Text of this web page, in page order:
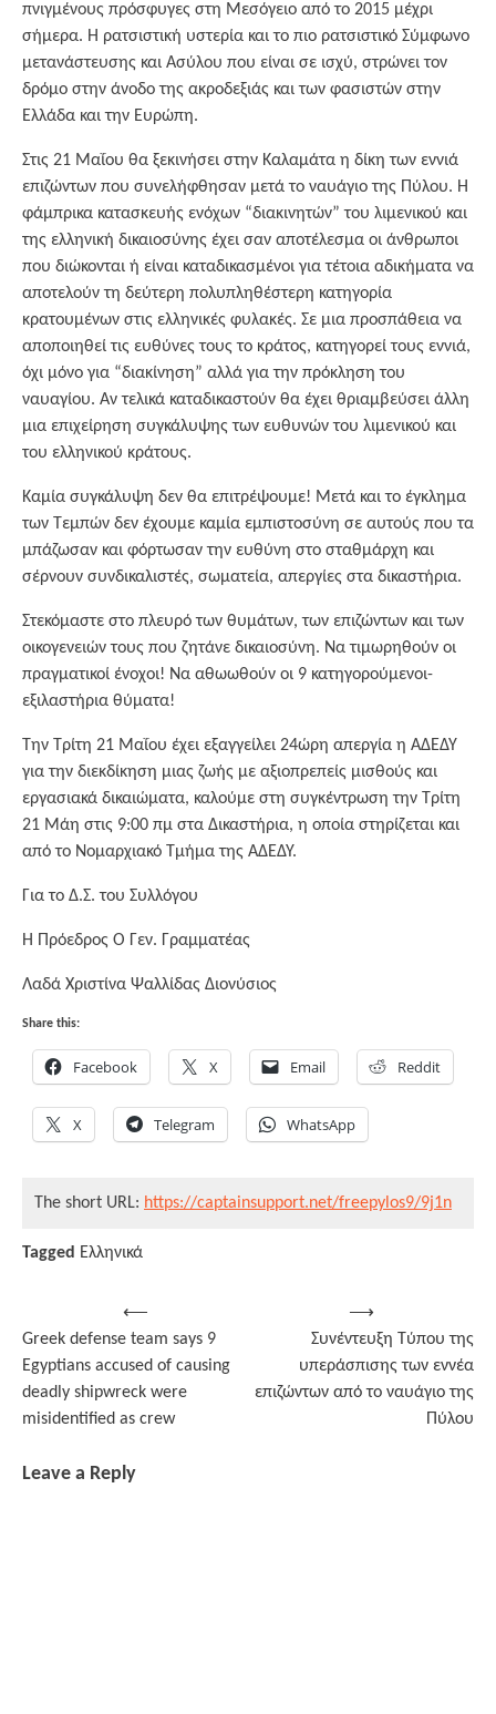
πνιγμένους πρόσφυγες στη Μεσόγειο από το 2015 μέχρι
σήμερα. Η ρατσιστική υστερία και το πιο ρατσιστικό Σύμφωνο
μετανάστευσης και Ασύλου που είναι σε ισχύ, στρώνει τον
δρόμο στην άνοδο της ακροδεξιάς και των φασιστών στην
Ελλάδα και την Ευρώπη.
Στις 21 Μαΐου θα ξεκινήσει στην Καλαμάτα η δίκη των εννιά
επιζώντων που συνελήφθησαν μετά το ναυάγιο της Πύλου. Η
φάμπρικα κατασκευής ενόχων “διακινητών” του λιμενικού και
της ελληνική δικαιοσύνης έχει σαν αποτέλεσμα οι άνθρωποι
που διώκονται ή είναι καταδικασμένοι για τέτοια αδικήματα να
αποτελούν τη δεύτερη πολυπληθέστερη κατηγορία
κρατουμένων στις ελληνικές φυλακές. Σε μια προσπάθεια να
αποποιηθεί τις ευθύνες τους το κράτος, κατηγορεί τους εννιά,
όχι μόνο για “διακίνηση” αλλά για την πρόκληση του
ναυαγίου. Αν τελικά καταδικαστούν θα έχει θριαμβεύσει άλλη
μια επιχείρηση συγκάλυψης των ευθυνών του λιμενικού και
του ελληνικού κράτους.
Καμία συγκάλυψη δεν θα επιτρέψουμε! Μετά και το έγκλημα
των Τεμπών δεν έχουμε καμία εμπιστοσύνη σε αυτούς που τα
μπάζωσαν και φόρτωσαν την ευθύνη στο σταθμάρχη και
σέρνουν συνδικαλιστές, σωματεία, απεργίες στα δικαστήρια.
Στεκόμαστε στο πλευρό των θυμάτων, των επιζώντων και των
οικογενειών τους που ζητάνε δικαιοσύνη. Να τιμωρηθούν οι
πραγματικοί ένοχοι! Να αθωωθούν οι 9 κατηγορούμενοι-
εξιλαστήρια θύματα!
Την Τρίτη 21 Μαΐου έχει εξαγγείλει 24ώρη απεργία η ΑΔΕΔΥ
για την διεκδίκηση μιας ζωής με αξιοπρεπείς μισθούς και
εργασιακά δικαιώματα, καλούμε στη συγκέντρωση την Τρίτη
21 Μάη στις 9:00 πμ στα Δικαστήρια, η οποία στηρίζεται και
από το Νομαρχιακό Τμήμα της ΑΔΕΔΥ.
Για το Δ.Σ. του Συλλόγου
Η Πρόεδρος Ο Γεν. Γραμματέας
Λαδά Χριστίνα Ψαλλίδας Διονύσιος
Share this:
Facebook X Email Reddit
X Telegram WhatsApp
The short URL: https://captainsupport.net/freepylos9/9j1n
Tagged Ελληνικά
navigation
⟵
Greek defense team says 9
Egyptians accused of causing
deadly shipwreck were
misidentified as crew
Συνέντευξη Τύπου της
υπεράσπισης των εννέα
επιζώντων από το ναυάγιο της
Πύλου
⟶
Leave a Reply